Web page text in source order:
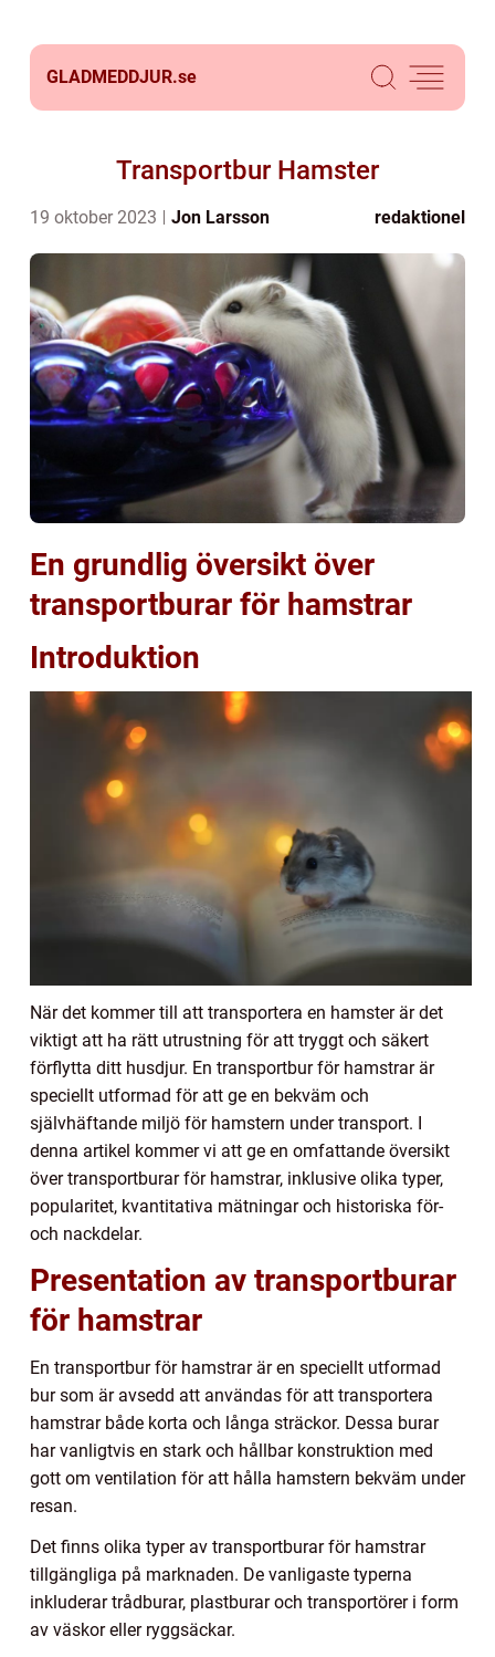
GLADMEDDJUR.se
Transportbur Hamster
19 oktober 2023 Jon Larsson redaktionel
En grundlig översikt över
transportburar för hamstrar
Introduktion
När det kommer till att transportera en hamster är det
viktigt att ha rätt utrustning för att tryggt och säkert
förflytta ditt husdjur. En transportbur för hamstrar är
speciellt utformad för att ge en bekväm och
självhäftande miljö för hamstern under transport. I
denna artikel kommer vi att ge en omfattande översikt
över transportburar för hamstrar, inklusive olika typer,
popularitet, kvantitativa mätningar och historiska för-
och nackdelar.
Presentation av transportburar
för hamstrar
En transportbur för hamstrar är en speciellt utformad
bur som är avsedd att användas för att transportera
hamstrar både korta och långa sträckor. Dessa burar
har vanligtvis en stark och hållbar konstruktion med
gott om ventilation för att hålla hamstern bekväm under
resan.
Det finns olika typer av transportburar för hamstrar
tillgängliga på marknaden. De vanligaste typerna
inkluderar trådburar, plastburar och transportörer i form
av väskor eller ryggsäckar.